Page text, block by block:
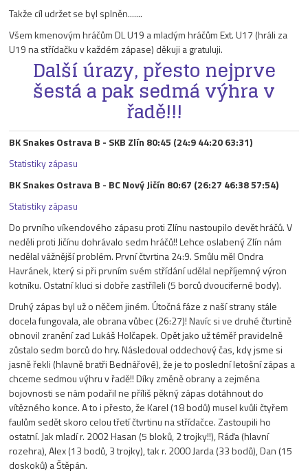
Takže cíl udržet se byl splněn.......
Všem kmenovým hráčům DL U19 a mladým hráčům Ext. U17 (hráli za
U19 na střídačku v každém zápase) děkuji a gratuluji.
Další úrazy, přesto nejprve
šestá a pak sedmá výhra v
řadě!!!
BK Snakes Ostrava B - SKB Zlín 80:45 (24:9 44:20 63:31)
Statistiky zápasu
BK Snakes Ostrava B - BC Nový Jičín 80:67 (26:27 46:38 57:54)
Statistiky zápasu
Do prvního víkendového zápasu proti Zlínu nastoupilo devět hráčů. V
neděli proti Jičínu dohrávalo sedm hráčů!! Lehce oslabený Zlín nám
nedělal vážnější problém. První čtvrtina 24:9. Smůlu měl Ondra
Havránek, který si při prvním svém střídání udělal nepříjemný výron
kotníku. Ostatní kluci si dobře zastříleli (5 borců dvouciferné body).
Druhý zápas byl už o něčem jiném. Útočná fáze z naší strany stále
docela fungovala, ale obrana vůbec (26:27)! Navíc si ve druhé čtvrtině
obnovil zranění zad Lukáš Holčapek. Opět jako už téměř pravidelně
zůstalo sedm borců do hry. Následoval oddechový čas, kdy jsme si
jasně řekli (hlavně bratři Bednářové), že je to poslední letošní zápas a
chceme sedmou výhru v řadě!! Díky změně obrany a zejména
bojovnosti se nám podařil ne příliš pěkný zápas dotáhnout do
vítězného konce. A to i přesto, že Karel (18 bodů) musel kvůli čtyřem
faulům sedět skoro celou třetí čtvrtinu na střídačce. Zastoupili ho
ostatní. Jak mladí r. 2002 Hasan (5 bloků, 2 trojky!!), Ráďa (hlavní
rozehra), Alex (13 bodů, 3 trojky), tak r. 2000 Jarda (33 bodů), Dan (15
doskoků) a Štěpán.